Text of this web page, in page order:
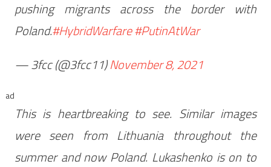
pushing migrants across the border with
Poland.#HybridWarfare#PutinAtWar
— 3fcc (@3fcc11)November 8, 2021
ad
This is heartbreaking to see. Similar images
were seen from Lithuania throughout the
summer and now Poland. Lukashenko is on to